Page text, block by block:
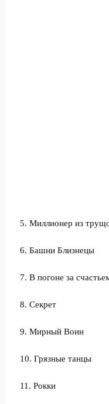
5. Миллионер из
6. Башни Близнецы
7. В погоне за
8. Секрет
9. Мирный Воин
10. Грязные танцы
11. Рокки